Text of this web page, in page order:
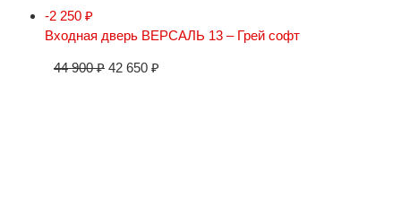
-2 250 ₽
Входная дверь ВЕРСАЛЬ 13 – Грей софт
44 900₽ 42 650 ₽